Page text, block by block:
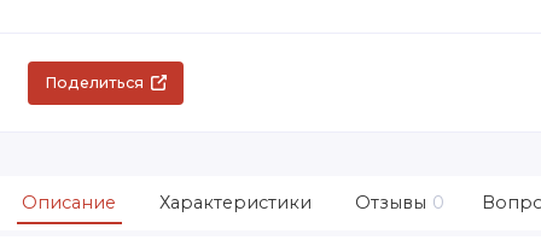
Поделиться
Описание Характеристики Отзывы 0